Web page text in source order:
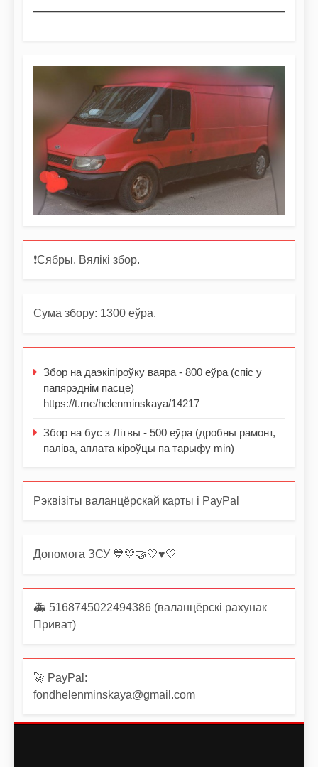
❗️Сябры. Вялікі збор.
Сума збору: 1300 еўра.
Збор на даэкіпіроўку ваяра - 800 еўра (спіс у
папярэднім пасце)
https://t.me/helenminskaya/14217
Збор на бус з Літвы - 500 еўра (дробны рамонт,
паліва, аплата кіроўцы па тарыфу min)
Рэквізіты валанцёрскай карты і PayPal
Допомога ЗСУ 💙💛🤝🤍♥️🤍
🚑 5168745022494386 (валанцёрскі рахунак
Приват)
🚀 PayPal:
fondhelenminskaya@gmail.com